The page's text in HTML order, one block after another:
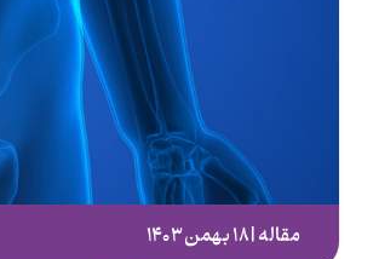
مقاله | ۱۸ بهمن ۱۴۰۳